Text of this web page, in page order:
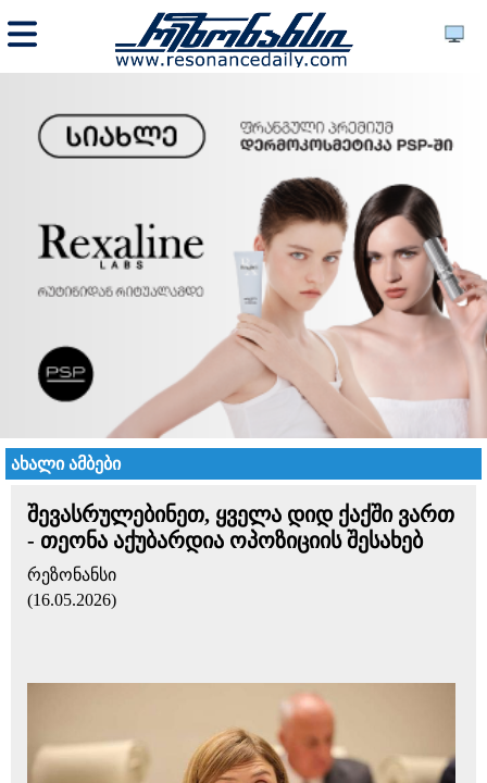
ახალი ამბები
შევასრულებინეთ, ყველა დიდ ქაქში ვართ
- თეონა აქუბარდია ოპოზიციის შესახებ
რეზონანსი
(16.05.2026)